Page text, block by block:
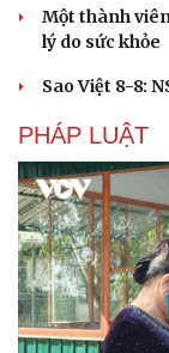
Một thành
lý do sức khỏe
Sao Việt 8-8:
PHÁP LUẬT